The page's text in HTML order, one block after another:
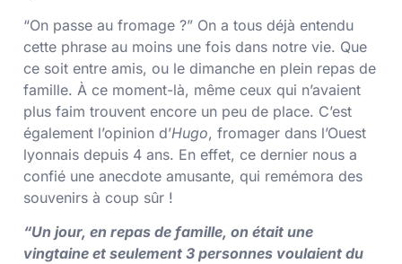
“On passe au fromage ?” On a tous déjà entendu
cette phrase au moins une fois dans notre vie. Que
ce soit entre amis, ou le dimanche en plein repas de
famille. À ce moment-là, même ceux qui n’avaient
plus faim trouvent encore un peu de place. C’est
également l’opinion d’Hugo, fromager dans l’Ouest
lyonnais depuis 4 ans. En effet, ce dernier nous a
confié une anecdote amusante, qui remémora des
souvenirs à coup sûr !
“Un jour, en repas de famille, on était une
vingtaine et seulement 3 personnes voulaient du